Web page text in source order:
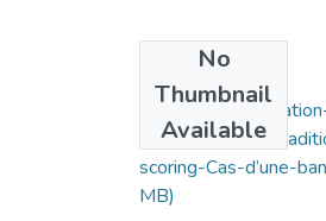
No
Thumbnail
Available
Gestion-et-
de-la-méthode-
scoring-Cas-d’une-
MB)